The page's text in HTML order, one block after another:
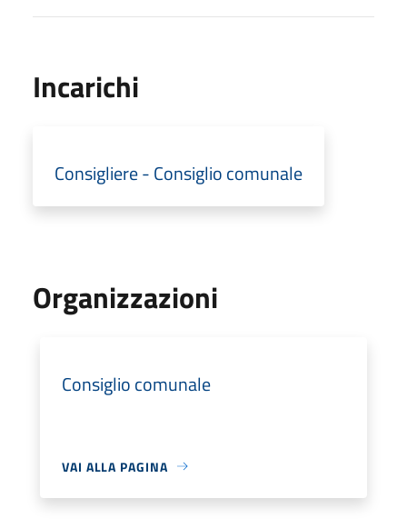
Incarichi
Consigliere - Consiglio comunale
Organizzazioni
Consiglio comunale
VAI ALLA PAGINA